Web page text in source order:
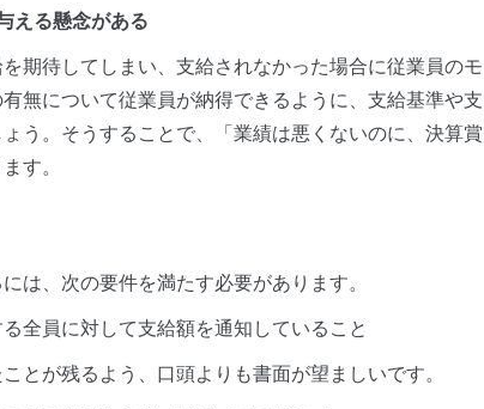
える懸念がある
期待してしまい、支給されなかった場合に従業員のモ
無について従業員が納得できるように、支給基準や支
う。そうすることで、「業績は悪くないのに、決算賞
す。
は、次の要件を満たす必要があります。
全員に対して支給額を通知していること
とが残るよう、口頭よりも書面が望ましいです。